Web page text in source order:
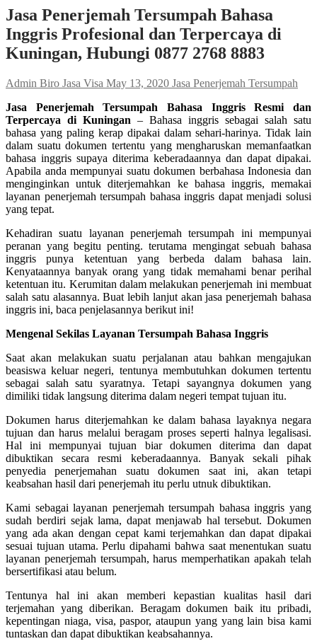
Jasa Penerjemah Tersumpah Bahasa
Inggris Profesional dan Terpercaya di
Kuningan, Hubungi 0877 2768 8883
Admin Biro Jasa Visa May 13, 2020 Jasa Penerjemah Tersumpah
Jasa Penerjemah Tersumpah Bahasa Inggris Resmi dan
Terpercaya di Kuningan – Bahasa inggris sebagai salah satu
bahasa yang paling kerap dipakai dalam sehari-harinya. Tidak lain
dalam suatu dokumen tertentu yang mengharuskan memanfaatkan
bahasa inggris supaya diterima keberadaannya dan dapat dipakai.
Apabila anda mempunyai suatu dokumen berbahasa Indonesia dan
menginginkan untuk diterjemahkan ke bahasa inggris, memakai
layanan penerjemah tersumpah bahasa inggris dapat menjadi solusi
yang tepat.
Kehadiran suatu layanan penerjemah tersumpah ini mempunyai
peranan yang begitu penting. terutama mengingat sebuah bahasa
inggris punya ketentuan yang berbeda dalam bahasa lain.
Kenyataannya banyak orang yang tidak memahami benar perihal
ketentuan itu. Kerumitan dalam melakukan penerjemah ini membuat
salah satu alasannya. Buat lebih lanjut akan jasa penerjemah bahasa
inggris ini, baca penjelasannya berikut ini!
Mengenal Sekilas Layanan Tersumpah Bahasa Inggris
Saat akan melakukan suatu perjalanan atau bahkan mengajukan
beasiswa keluar negeri, tentunya membutuhkan dokumen tertentu
sebagai salah satu syaratnya. Tetapi sayangnya dokumen yang
dimiliki tidak langsung diterima dalam negeri tempat tujuan itu.
Dokumen harus diterjemahkan ke dalam bahasa layaknya negara
tujuan dan harus melalui beragam proses seperti halnya legalisasi.
Hal ini mempunyai tujuan biar dokumen diterima dan dapat
dibuktikan secara resmi keberadaannya. Banyak sekali pihak
penyedia penerjemahan suatu dokumen saat ini, akan tetapi
keabsahan hasil dari penerjemah itu perlu utnuk dibuktikan.
Kami sebagai layanan penerjemah tersumpah bahasa inggris yang
sudah berdiri sejak lama, dapat menjawab hal tersebut. Dokumen
yang ada akan dengan cepat kami terjemahkan dan dapat dipakai
sesuai tujuan utama. Perlu dipahami bahwa saat menentukan suatu
layanan penerjemah tersumpah, harus memperhatikan apakah telah
bersertifikasi atau belum.
Tentunya hal ini akan memberi kepastian kualitas hasil dari
terjemahan yang diberikan. Beragam dokumen baik itu pribadi,
kepentingan niaga, visa, paspor, ataupun yang yang lain bisa kami
tuntaskan dan dapat dibuktikan keabsahannya.